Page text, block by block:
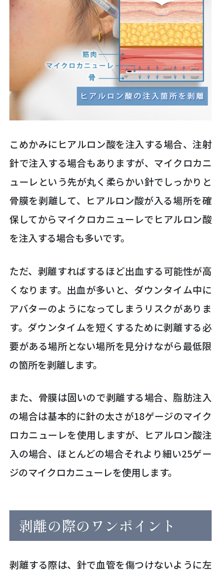
こめかみにヒアルロン酸を注入する場合、注射
針で注入する場合もありますが、マイクロカニ
ューレという先が丸く柔らかい針でしっかりと
骨膜を剥離して、ヒアルロン酸が入る場所を確
保してからマイクロカニューレでヒアルロン酸
を注入する場合も多いです。
ただ、剥離すればするほど出血する可能性が高
くなります。出血が多いと、ダウンタイム中に
アバターのようになってしまうリスクがありま
す。ダウンタイムを短くするために剥離する必
要がある場所とない場所を見分けながら最低限
の箇所を剥離します。
また、骨膜は固いので剥離する場合、脂肪注入
の場合は基本的に針の太さが18ゲージのマイク
ロカニューレを使用しますが、ヒアルロン酸注
入の場合、ほとんどの場合それより細い25ゲー
ジのマイクロカニューレを使用します。
剥離の際のワンポイント
剥離する際は、針で血管を傷つけないように左